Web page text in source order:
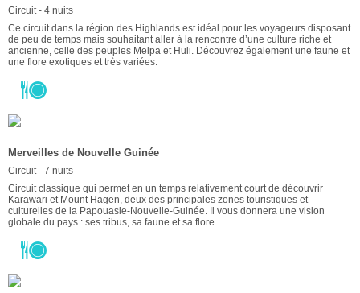
Circuit - 4 nuits
Ce circuit dans la région des Highlands est idéal pour les voyageurs disposant
de peu de temps mais souhaitant aller à la rencontre d’une culture riche et
ancienne, celle des peuples Melpa et Huli. Découvrez également une faune et
une flore exotiques et très variées.
Merveilles de Nouvelle Guinée
Circuit - 7 nuits
Circuit classique qui permet en un temps relativement court de découvrir
Karawari et Mount Hagen, deux des principales zones touristiques et
culturelles de la Papouasie-Nouvelle-Guinée. Il vous donnera une vision
globale du pays : ses tribus, sa faune et sa flore.